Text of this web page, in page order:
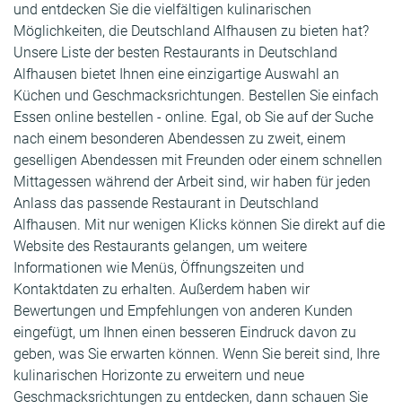
und entdecken Sie die vielfältigen kulinarischen
Möglichkeiten, die Deutschland Alfhausen zu bieten hat?
Unsere Liste der besten Restaurants in Deutschland
Alfhausen bietet Ihnen eine einzigartige Auswahl an
Küchen und Geschmacksrichtungen. Bestellen Sie einfach
Essen online bestellen - online. Egal, ob Sie auf der Suche
nach einem besonderen Abendessen zu zweit, einem
geselligen Abendessen mit Freunden oder einem schnellen
Mittagessen während der Arbeit sind, wir haben für jeden
Anlass das passende Restaurant in Deutschland
Alfhausen. Mit nur wenigen Klicks können Sie direkt auf die
Website des Restaurants gelangen, um weitere
Informationen wie Menüs, Öffnungszeiten und
Kontaktdaten zu erhalten. Außerdem haben wir
Bewertungen und Empfehlungen von anderen Kunden
eingefügt, um Ihnen einen besseren Eindruck davon zu
geben, was Sie erwarten können. Wenn Sie bereit sind, Ihre
kulinarischen Horizonte zu erweitern und neue
Geschmacksrichtungen zu entdecken, dann schauen Sie